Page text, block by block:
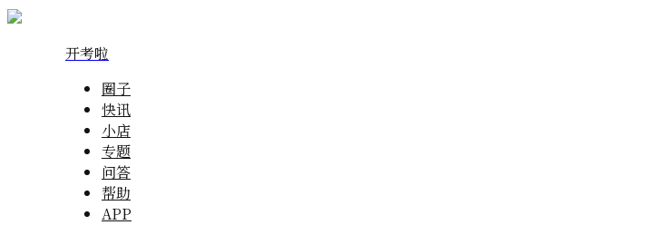
开考啦
圈子
快讯
小店
专题
问答
帮助
APP